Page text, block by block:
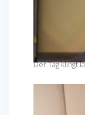
Der Tag klingt